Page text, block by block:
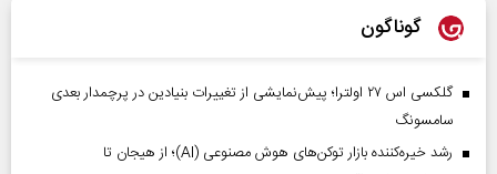
گوناگون
گلکسی اس ۲۷ اولترا؛ پیش‌نمایشی از تغییرات بنیادین در پرچمدار بعدی
سامسونگ
رشد خیره‌کننده بازار توکن‌های هوش مصنوعی (AI)؛ از هیجان تا